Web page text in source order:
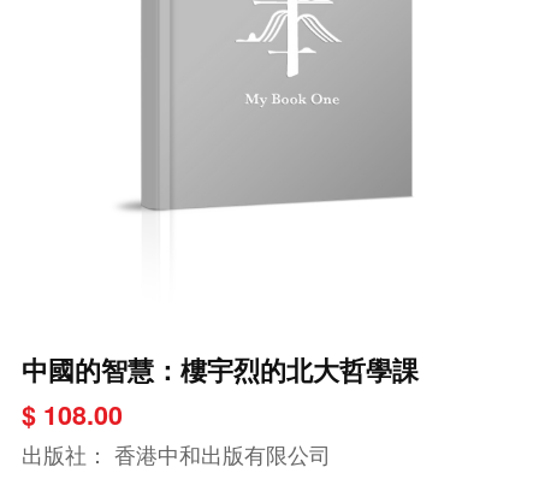
中國的智慧：樓宇烈的北大哲學課
$ 108.00
出版社： 香港中和出版有限公司